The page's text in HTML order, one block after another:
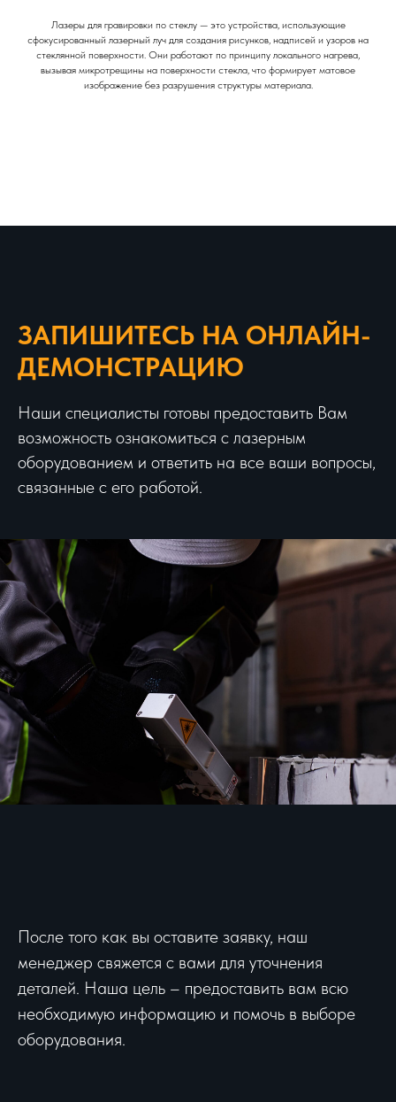
Лазеры для гравировки по стеклу — это устройства, использующие
сфокусированный лазерный луч для создания рисунков, надписей и узоров на
стеклянной поверхности. Они работают по принципу локального нагрева,
вызывая микротрещины на поверхности стекла, что формирует матовое
изображение без разрушения структуры материала.
ЗАПИШИТЕСЬ НА ОНЛАЙН-
ДЕМОНСТРАЦИЮ
Наши специалисты готовы предоставить Вам
возможность ознакомиться с лазерным
оборудованием и ответить на все ваши вопросы,
связанные с его работой.
После того как вы оставите заявку, наш
менеджер свяжется с вами для уточнения
деталей. Наша цель – предоставить вам всю
необходимую информацию и помочь в выборе
оборудования.